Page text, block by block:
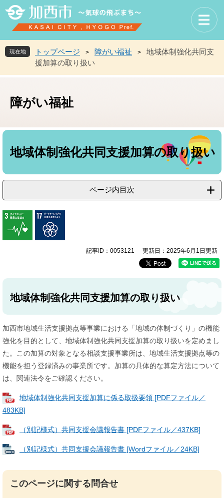
先
頭
を
飛
現在地 トップページ > 障がい福祉 >
地域体制強化共同支
援加算の取り扱い
障がい福祉
本
地域体制強化共同支援加算の取り扱い
ページ内目次
記事ID：0053121 更新日：2025年6月1日更新
地域体制強化共同支援加算の取り扱い
加西市地域生活支援拠点等事業における「地域の体制づくり」の機能
強化を目的として、地域体制強化共同支援加算の取り扱いを定めまし
た。この加算の対象となる相談支援事業所は、地域生活支援拠点等の
機能を担う登録済みの事業所です。加算の具体的な算定方法について
は、関連法令をご確認ください。
地域体制強化共同支援加算に係る取扱要領 [PDFファイル／
483KB]
（別記様式）共同支援会議報告書 [PDFファイル／437KB]
（別記様式）共同支援会議報告書 [Wordファイル／24KB]
このページに関する問合せ